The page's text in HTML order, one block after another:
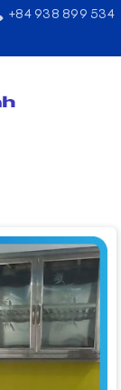
+84 938 899 534